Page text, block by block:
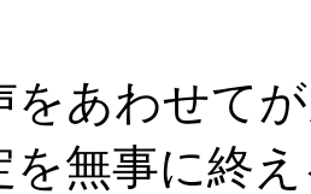
をあわせて
を無事に終